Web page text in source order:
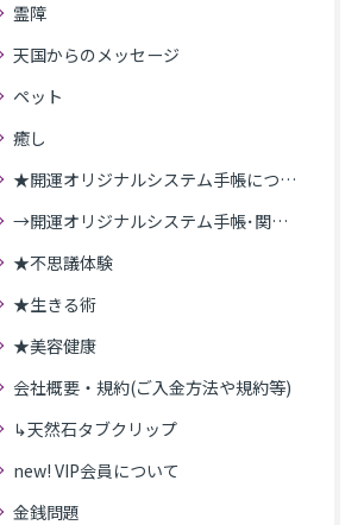
霊障
天国からのメッセージ
ペット
癒し
★開運オリジナルシステム手帳について
→開運オリジナルシステム手帳･関連記事
★不思議体験
★生きる術
★美容健康
会社概要・規約(ご入金方法や規約等)
↳天然石タブクリップ
new! VIP会員について
金銭問題